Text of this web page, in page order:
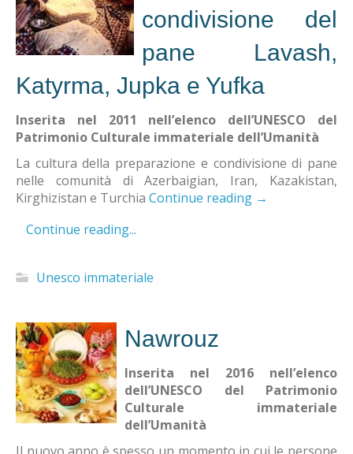
condivisione del
pane Lavash,
Katyrma, Jupka e Yufka
Inserita nel 2011 nell’elenco dell’UNESCO del
Patrimonio Culturale immateriale dell’Umanità
La cultura della preparazione e condivisione di pane
nelle comunità di Azerbaigian, Iran, Kazakistan,
Kirghizistan e Turchia Continue reading →
Continue reading...
Unesco immateriale
Nawrouz
Inserita nel 2016 nell’elenco
dell’UNESCO del Patrimonio
Culturale immateriale
dell’Umanità